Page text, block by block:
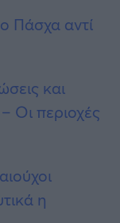
Πάσχα αντί
και
Οι περιοχές
η